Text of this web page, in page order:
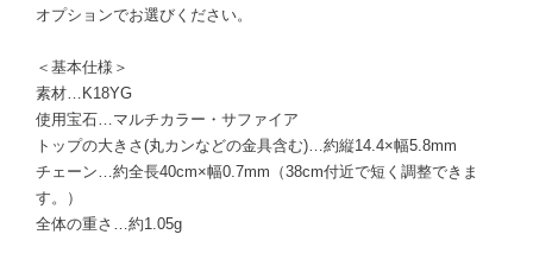
オプションでお選びください。
＜基本仕様＞
素材…K18YG
使用宝石…マルチカラー・サファイア
トップの大きさ(丸カンなどの金具含む)…約縦14.4×幅5.8mm
チェーン…約全長40cm×幅0.7mm（38cm付近で短く調整できま
す。）
全体の重さ…約1.05g